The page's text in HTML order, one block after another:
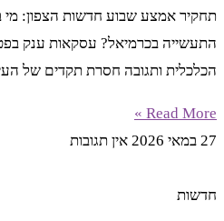
תחקיר אמצע שבוע חדשות הצפון:
התעשייה בכרמיאל? עסקאות ענק
הכלכלית ותגובה חסרת תקדים של
Read More »
27 במאי 2026
אין תגובות
חדשות